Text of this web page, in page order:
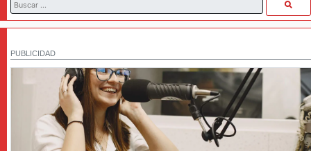
PUBLICIDAD